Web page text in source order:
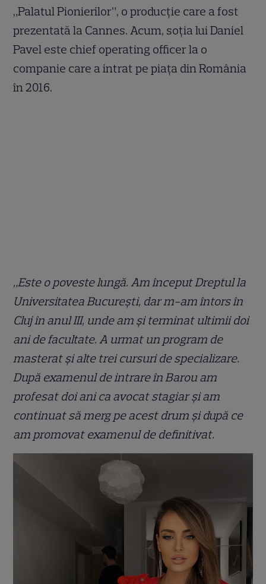
„Palatul Pionierilor”, o producție care a fost
prezentată la Cannes. Acum, soția lui Daniel
Pavel este chief operating officer la o
companie care a intrat pe piața din România
în 2016.
„Este o poveste lungă. Am început Dreptul la
Universitatea București, dar m-am întors în
Cluj în anul III, unde am și terminat ultimii doi
ani de facultate. A urmat un program de
masterat și alte trei cursuri de specializare.
După examenul de intrare în Barou am
profesat doi ani ca avocat stagiar și am
continuat să merg pe acest drum și după ce
am promovat examenul de definitivat.